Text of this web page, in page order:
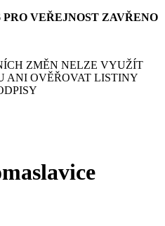
PRO VEŘEJNOST ZAVŘENO
ZMĚN NELZE VYUŽÍT
ANI OVĚŘOVAT LISTINY